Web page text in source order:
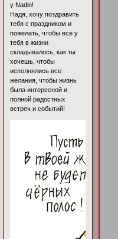
у Nadin!
Надя, хочу поздравить
тебя с праздником и
пожелать, чтобы все у
тебя в жизни
складывалось, как ты
хочешь, чтобы
исполнялись все
желания, чтобы жизнь
была интересной и
полной радостных
встреч и событий!